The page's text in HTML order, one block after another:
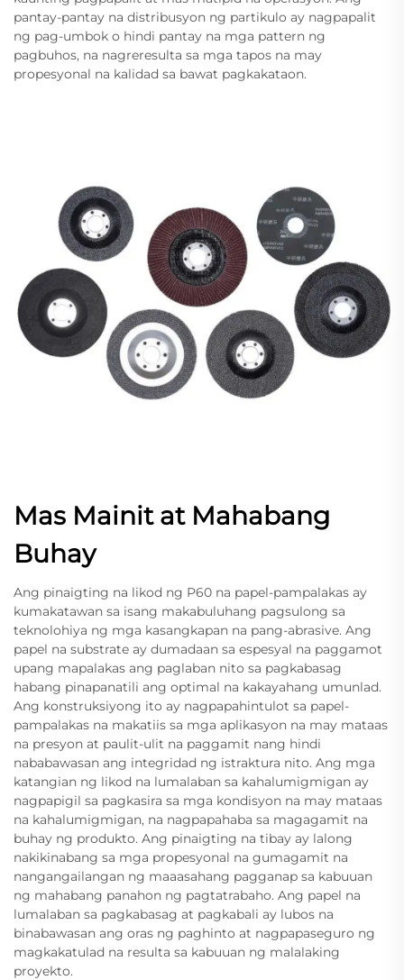
pantay-pantay na distribusyon ng partikulo ay nagpapalit
ng pag-umbok o hindi pantay na mga pattern ng
pagbuhos, na nagreresulta sa mga tapos na may
propesyonal na kalidad sa bawat pagkakataon.
Mas Mainit at Mahabang
Buhay
Ang pinaigting na likod ng P60 na papel-pampalakas ay
kumakatawan sa isang makabuluhang pagsulong sa
teknolohiya ng mga kasangkapan na pang-abrasive. Ang
papel na substrate ay dumadaan sa espesyal na paggamot
upang mapalakas ang paglaban nito sa pagkabasag
habang pinapanatili ang optimal na kakayahang umunlad.
Ang konstruksiyong ito ay nagpapahintulot sa papel-
pampalakas na makatiis sa mga aplikasyon na may mataas
na presyon at paulit-ulit na paggamit nang hindi
nababawasan ang integridad ng istraktura nito. Ang mga
katangian ng likod na lumalaban sa kahalumigmigan ay
nagpapigil sa pagkasira sa mga kondisyon na may mataas
na kahalumigmigan, na nagpapahaba sa magagamit na
buhay ng produkto. Ang pinaigting na tibay ay lalong
nakikinabang sa mga propesyonal na gumagamit na
nangangailangan ng maaasahang pagganap sa kabuuan
ng mahabang panahon ng pagtatrabaho. Ang papel na
lumalaban sa pagkabasag at pagkabali ay lubos na
binabawasan ang oras ng paghinto at nagpapaseguro ng
magkakatulad na resulta sa kabuuan ng malalaking
proyekto.